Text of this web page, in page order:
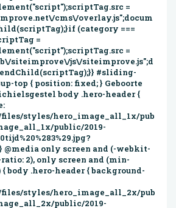
=
cms\/overlay.js";docum
(category ===
=
=
siteimprove\/js\/siteimprove.js";d
#sliding-
top { position: fixed; } Geboorte
body .hero-header {
styles/hero_image_all_1x/pub
public/2019-
@media only screen and (-webkit-
2), only screen and (min-
body .hero-header { background-
styles/hero_image_all_2x/pub
public/2019-